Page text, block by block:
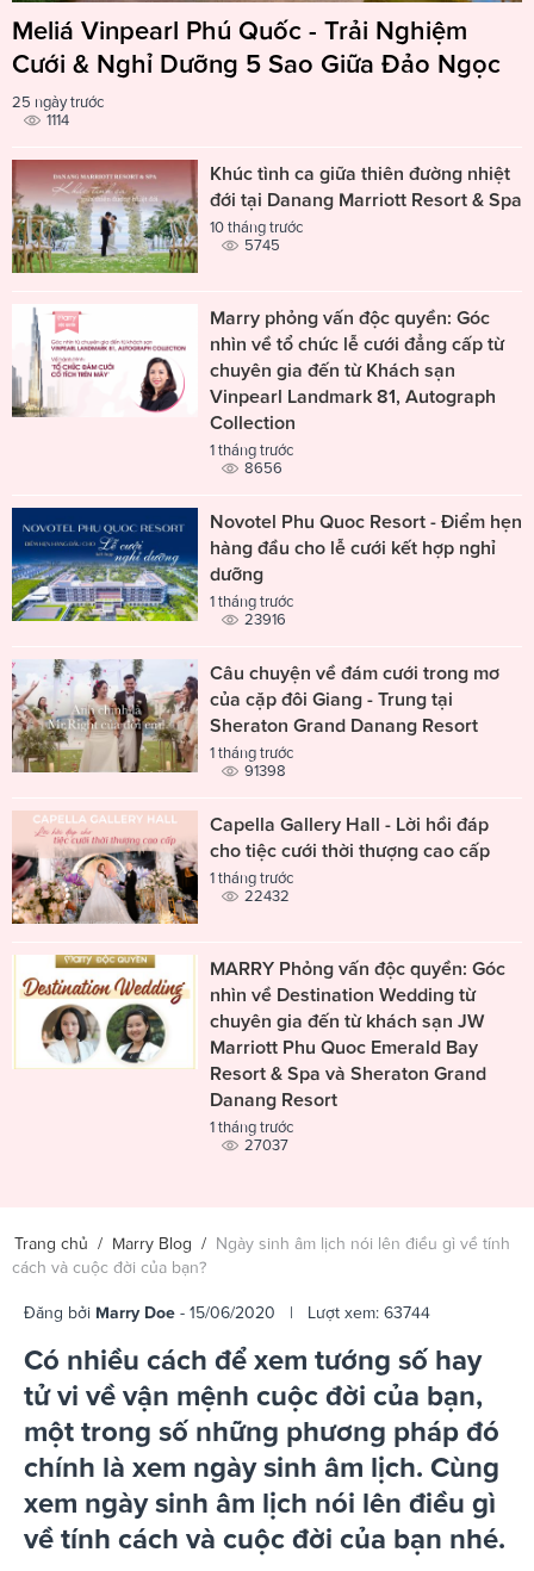
Meliá Vinpearl Phú Quốc - Trải Nghiệm
Cưới & Nghỉ Dưỡng 5 Sao Giữa Đảo Ngọc
25 ngày trước
1114
Khúc tình ca giữa thiên đường nhiệt
đới tại Danang Marriott Resort & Spa
10 tháng trước
5745
Marry phỏng vấn độc quyền: Góc
nhìn về tổ chức lễ cưới đẳng cấp từ
chuyên gia đến từ Khách sạn
Vinpearl Landmark 81, Autograph
Collection
1 tháng trước
8656
Novotel Phu Quoc Resort - Điểm hẹn
hàng đầu cho lễ cưới kết hợp nghỉ
dưỡng
1 tháng trước
23916
Câu chuyện về đám cưới trong mơ
của cặp đôi Giang - Trung tại
Sheraton Grand Danang Resort
1 tháng trước
91398
Capella Gallery Hall - Lời hồi đáp
cho tiệc cưới thời thượng cao cấp
1 tháng trước
22432
MARRY Phỏng vấn độc quyền: Góc
nhìn về Destination Wedding từ
chuyên gia đến từ khách sạn JW
Marriott Phu Quoc Emerald Bay
Resort & Spa và Sheraton Grand
Danang Resort
1 tháng trước
27037
Trang chủ / Marry Blog / Ngày sinh âm lịch nói lên điều gì về tính
cách và cuộc đời của bạn?
Đăng bởi Marry Doe - 15/06/2020 | Lượt xem: 63744
Có nhiều cách để xem tướng số hay
tử vi về vận mệnh cuộc đời của bạn,
một trong số những phương pháp đó
chính là xem ngày sinh âm lịch. Cùng
xem ngày sinh âm lịch nói lên điều gì
về tính cách và cuộc đời của bạn nhé.